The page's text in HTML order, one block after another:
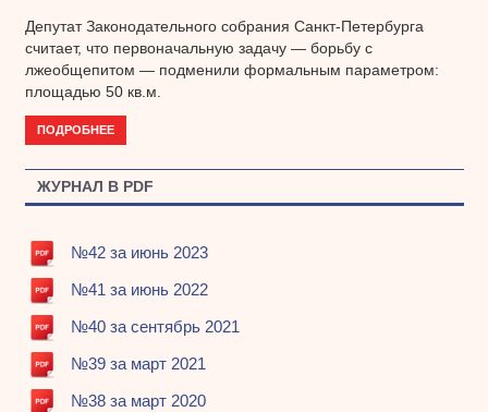
Депутат Законодательного собрания Санкт-Петербурга
считает, что первоначальную задачу — борьбу с
лжеобщепитом — подменили формальным параметром:
площадью 50 кв.м.
ПОДРОБНЕЕ
ЖУРНАЛ В PDF
№42 за июнь 2023
№41 за июнь 2022
№40 за сентябрь 2021
№39 за март 2021
№38 за март 2020